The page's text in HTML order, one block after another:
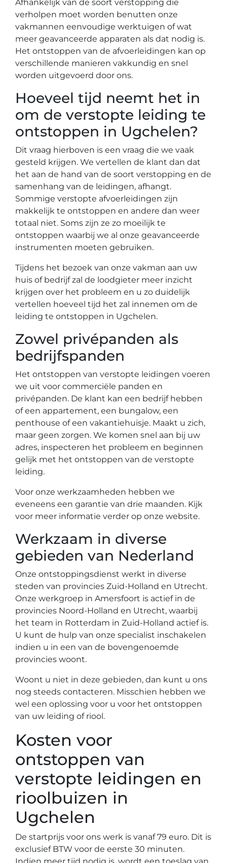
Afhankelijk van de soort verstopping die
verholpen moet worden benutten onze
vakmannen eenvoudige werktuigen of wat
meer geavanceerde apparaten als dat nodig is.
Het ontstoppen van de afvoerleidingen kan op
verschillende manieren vakkundig en snel
worden uitgevoerd door ons.
Hoeveel tijd neemt het in
om de verstopte leiding te
ontstoppen in Ugchelen?
Dit vraag hierboven is een vraag die we vaak
gesteld krijgen. We vertellen de klant dan dat
het aan de hand van de soort verstopping en de
samenhang van de leidingen, afhangt.
Sommige verstopte afvoerleidingen zijn
makkelijk te ontstoppen en andere dan weer
totaal niet. Soms zijn ze zo moeilijk te
ontstoppen waarbij we al onze geavanceerde
instrumenten moeten gebruiken.
Tijdens het bezoek van onze vakman aan uw
huis of bedrijf zal de loodgieter meer inzicht
krijgen over het probleem en u zo duidelijk
vertellen hoeveel tijd het zal innemen om de
leiding te ontstoppen in Ugchelen.
Zowel privépanden als
bedrijfspanden
Het ontstoppen van verstopte leidingen voeren
we uit voor commerciële panden en
privépanden. De klant kan een bedrijf hebben
of een appartement, een bungalow, een
penthouse of een vakantiehuisje. Maakt u zich,
maar geen zorgen. We komen snel aan bij uw
adres, inspecteren het probleem en beginnen
gelijk met het ontstoppen van de verstopte
leiding.
Voor onze werkzaamheden hebben we
eveneens een garantie van drie maanden. Kijk
voor meer informatie verder op onze website.
Werkzaam in diverse
gebieden van Nederland
Onze ontstoppingsdienst werkt in diverse
steden van provincies Zuid-Holland en Utrecht.
Onze werkgroep in Amersfoort is actief in de
provincies Noord-Holland en Utrecht, waarbij
het team in Rotterdam in Zuid-Holland actief is.
U kunt de hulp van onze specialist inschakelen
indien u in een van de bovengenoemde
provincies woont.
Woont u niet in deze gebieden, dan kunt u ons
nog steeds contacteren. Misschien hebben we
wel een oplossing voor u voor het ontstoppen
van uw leiding of riool.
Kosten voor
ontstoppen van
verstopte leidingen en
rioolbuizen in
Ugchelen
De startprijs voor ons werk is vanaf 79 euro. Dit is
exclusief BTW voor de eerste 30 minuten.